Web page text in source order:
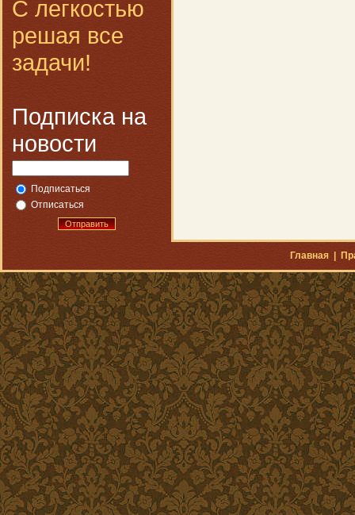
С легкостью
решая все
задачи!
Подписка на
новости
Подписаться
Отписаться
Отправить
Главная|